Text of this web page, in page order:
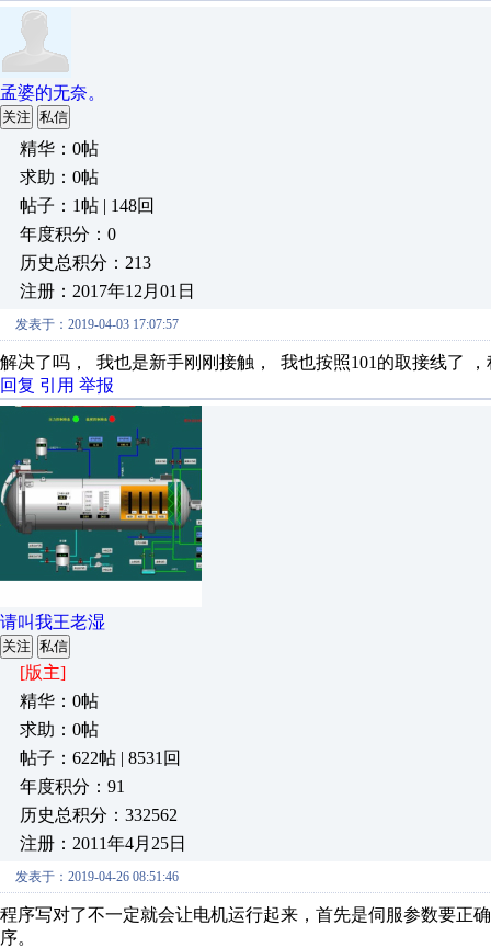
孟婆的无奈。
关注 私信
精华：0帖
求助：0帖
帖子：1帖 | 148回
年度积分：0
历史总积分：213
注册：2017年12月01日
发表于：2019-04-03 17:07:57
解决了吗， 我也是新手刚刚接触， 我也按照101的取接线了
回复 引用 举报
请叫我王老湿
关注 私信
[版主]
精华：0帖
求助：0帖
帖子：622帖 | 8531回
年度积分：91
历史总积分：332562
注册：2011年4月25日
发表于：2019-04-26 08:51:46
程序写对了不一定就会让电机运行起来，首先是伺服参数要正
序。